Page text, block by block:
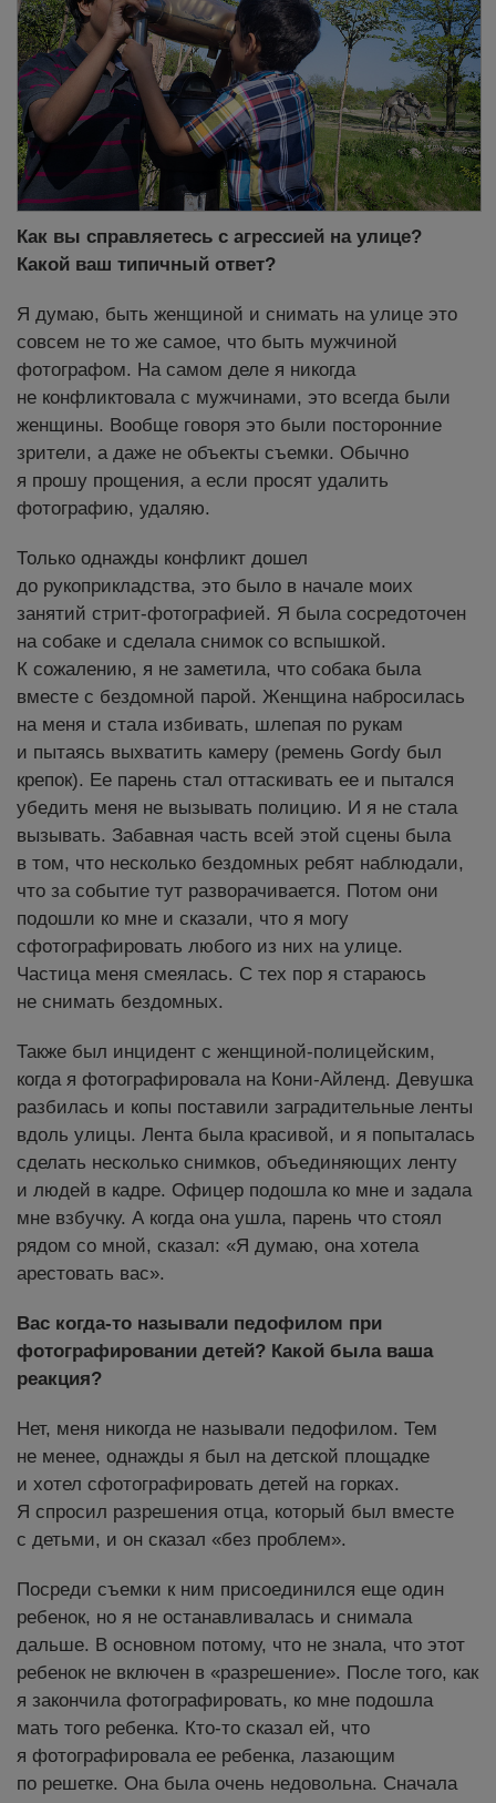
Как вы справляетесь с агрессией на улице?
Какой ваш типичный ответ?
Я думаю, быть женщиной и снимать на улице это
совсем не то же самое, что быть мужчиной
фотографом. На самом деле я никогда
не конфликтовала с мужчинами, это всегда были
женщины. Вообще говоря это были посторонние
зрители, а даже не объекты съемки. Обычно
я прошу прощения, а если просят удалить
фотографию, удаляю.
Только однажды конфликт дошел
до рукоприкладства, это было в начале моих
занятий стрит-фотографией. Я была сосредоточен
на собаке и сделала снимок со вспышкой.
К сожалению, я не заметила, что собака была
вместе с бездомной парой. Женщина набросилась
на меня и стала избивать, шлепая по рукам
и пытаясь выхватить камеру (ремень Gordy был
крепок). Ее парень стал оттаскивать ее и пытался
убедить меня не вызывать полицию. И я не стала
вызывать. Забавная часть всей этой сцены была
в том, что несколько бездомных ребят наблюдали,
что за событие тут разворачивается. Потом они
подошли ко мне и сказали, что я могу
сфотографировать любого из них на улице.
Частица меня смеялась. С тех пор я стараюсь
не снимать бездомных.
Также был инцидент с женщиной-полицейским,
когда я фотографировала на Кони-Айленд. Девушка
разбилась и копы поставили заградительные ленты
вдоль улицы. Лента была красивой, и я попыталась
сделать несколько снимков, объединяющих ленту
и людей в кадре. Офицер подошла ко мне и задала
мне взбучку. А когда она ушла, парень что стоял
рядом со мной, сказал: «Я думаю, она хотела
арестовать вас».
Вас когда-то называли педофилом при
фотографировании детей? Какой была ваша
реакция?
Нет, меня никогда не называли педофилом. Тем
не менее, однажды я был на детской площадке
и хотел сфотографировать детей на горках.
Я спросил разрешения отца, который был вместе
с детьми, и он сказал «без проблем».
Посреди съемки к ним присоединился еще один
ребенок, но я не останавливалась и снимала
дальше. В основном потому, что не знала, что этот
ребенок не включен в «разрешение». После того, как
я закончила фотографировать, ко мне подошла
мать того ребенка. Кто-то сказал ей, что
я фотографировала ее ребенка, лазающим
по решетке. Она была очень недовольна. Сначала